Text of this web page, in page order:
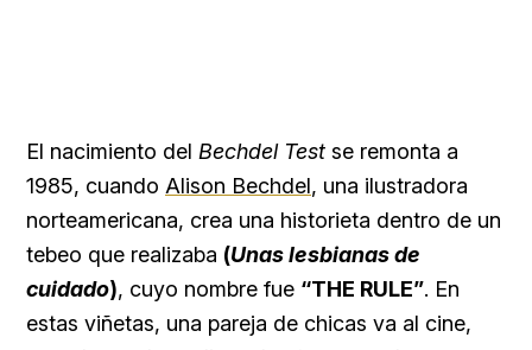
El nacimiento del Bechdel Test se remonta a
1985, cuando Alison Bechdel, una ilustradora
norteamericana, crea una historieta dentro de un
tebeo que realizaba (Unas lesbianas de
cuidado), cuyo nombre fue “THE RULE”. En
estas viñetas, una pareja de chicas va al cine,